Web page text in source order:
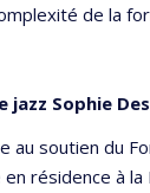
de la
Sophie
soutien du
résidence à